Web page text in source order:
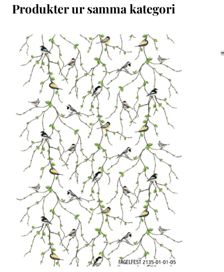
Produkter ur samma kategori